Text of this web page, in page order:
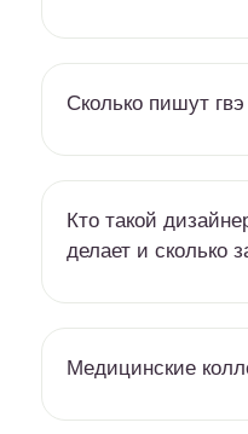
Сколько пишут
Кто такой
делает и сколько
Медицинские